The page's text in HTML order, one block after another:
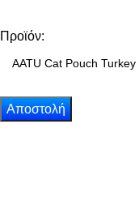
Προϊόν: